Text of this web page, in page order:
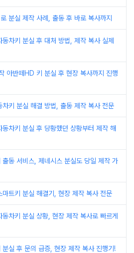
분실 제작 사례, 출동 후 바로 복사까지
동차키 분실 후 대처 방법, 제작 복사 실제
아반떼HD 키 분실 후 현장 복사까지 진행
차키 분실 해결 방법, 출동 제작 복사 전문
동차키 분실 후 당황했던 상황부터 제작 해
출동 서비스, 제네시스 분실도 당일 제작 가
마트키 분실 해결기, 현장 제작 복사 전문
동차키 분실 상황, 현장 제작 복사로 빠르게
분실 후 문의 급증, 현장 제작 복사 진행기!